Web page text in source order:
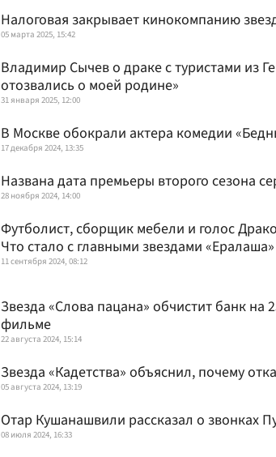
Налоговая закрывает кинокомпанию
05 марта 2025, 15:42
Владимир Сычев о драке с туристами из
отозвались о моей родине»
31 января 2025, 12:00
В Москве обокрали актера комедии
17 декабря 2024, 13:35
Названа дата премьеры второго сезона
28 ноября 2024, 14:00
Футболист, сборщик мебели и голос
Что стало с главными звездами «Ералаша»
11 сентября 2024, 08:12
Звезда «Слова пацана» обчистит банк на
фильме
22 августа 2024, 15:14
Звезда «Кадетства» объяснил, почему
05 августа 2024, 13:19
Отар Кушанашвили рассказал о звонках
08 июля 2024, 16:33